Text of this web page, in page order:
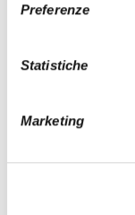
Preferenze
Statistiche
Marketing